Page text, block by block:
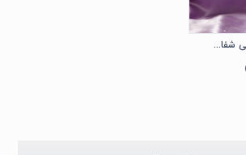
بطری شیشه ای مایعی شفاف ۱۲۵ سی سی